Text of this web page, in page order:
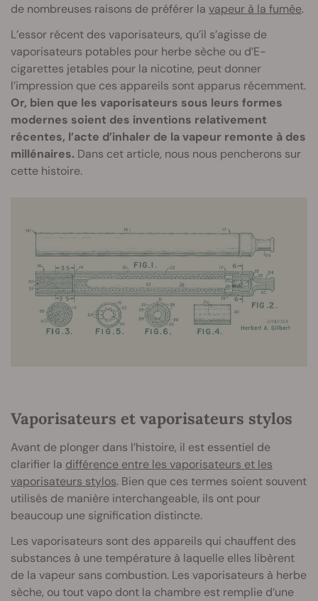
de nombreuses raisons de préférer la vapeur à la fumée.
L’essor récent des vaporisateurs, qu’il s’agisse de
vaporisateurs potables pour herbe sèche ou d’E-
cigarettes jetables pour la nicotine, peut donner
l’impression que ces appareils sont apparus récemment.
Or, bien que les vaporisateurs sous leurs formes
modernes soient des inventions relativement
récentes, l’acte d’inhaler de la vapeur remonte à des
millénaires. Dans cet article, nous nous pencherons sur
cette histoire.
Vaporisateurs et vaporisateurs stylos
Avant de plonger dans l’histoire, il est essentiel de
clarifier la différence entre les vaporisateurs et les
vaporisateurs stylos. Bien que ces termes soient souvent
utilisés de manière interchangeable, ils ont pour
beaucoup une signification distincte.
Les vaporisateurs sont des appareils qui chauffent des
substances à une température à laquelle elles libèrent
de la vapeur sans combustion. Les vaporisateurs à herbe
sèche, ou tout vapo dont la chambre est remplie d’une